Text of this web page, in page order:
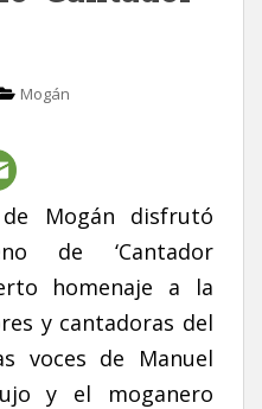
Mogán
Mogán disfrutó
de ‘Cantador
homenaje a la
y cantadoras del
voces de Manuel
y el moganero